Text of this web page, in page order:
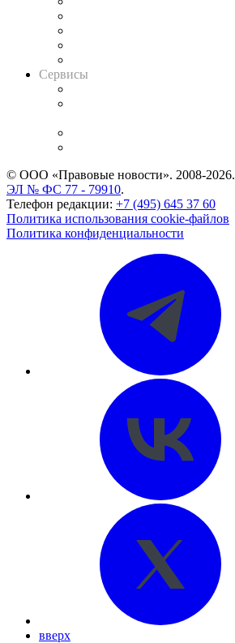
Сервисы
© ООО «Правовые новости». 2008-2026.
ЭЛ № ФС 77 - 79910.
Телефон редакции: +7 (495) 645 37 60
Политика использования cookie-файлов
Политика конфиденциальности
вверх